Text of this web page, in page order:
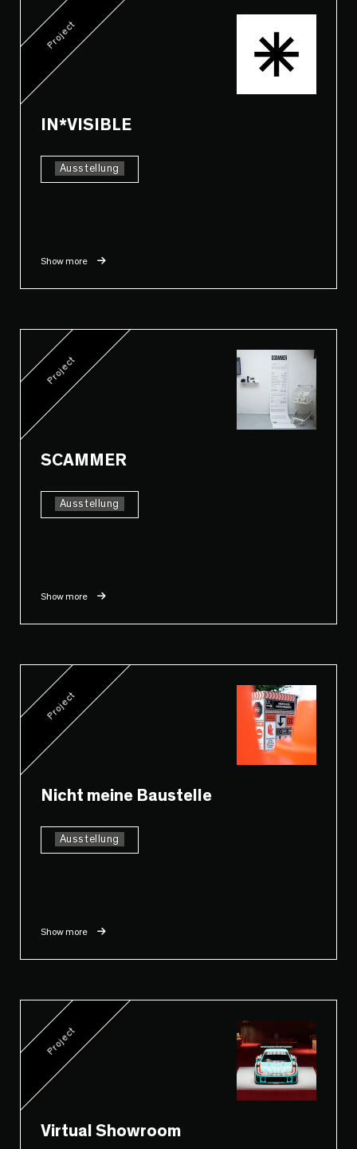
Project
IN*VISIBLE
Ausstellung
Show more
Project
SCAMMER
Ausstellung
Show more
Project
Nicht meine Baustelle
Ausstellung
Show more
Project
Virtual Showroom